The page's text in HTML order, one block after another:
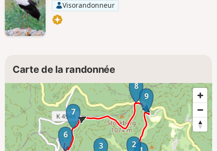
Visorandonneur
Carte de la randonnée
2
3
6
7
8
9